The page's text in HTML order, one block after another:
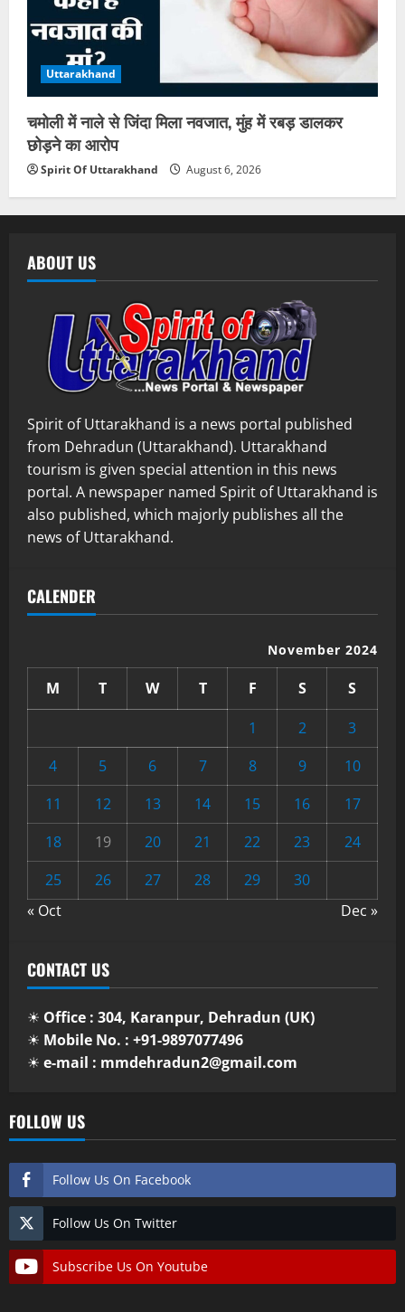
Uttarakhand
चमोली में नाले से जिंदा मिला नवजात, मुंह में रबड़ डालकर
छोड़ने का आरोप
Spirit Of Uttarakhand August 6, 2026
ABOUT US
Spirit of Uttarakhand is a news portal published
from Dehradun (Uttarakhand). Uttarakhand
tourism is given special attention in this news
portal. A newspaper named Spirit of Uttarakhand is
also published, which majorly publishes all the
news of Uttarakhand.
CALENDER
November 2024
M T W T F S
S
1
2
3
4
5 6 7 8 9
10
11
12 13 14 15 16
17
18
19 20 21 22 23
24
25
26 27 28 29
30
« Oct
Dec »
CONTACT US
☀ Office : 304, Karanpur, Dehradun (UK)
☀ Mobile No. : +91-9897077496
☀ e-mail : mmdehradun2@gmail.com
FOLLOW US
Follow Us On Facebook
Follow Us On Twitter
Subscribe Us On Youtube